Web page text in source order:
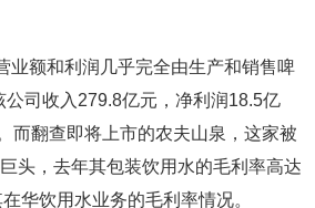
业额和利润几乎完全由生产和销售啤
司收入279.8亿元，净利润18.5亿
而翻查即将上市的农夫山泉，这家被
头，去年其包装饮用水的毛利率高达
华饮用水业务的毛利率情况。